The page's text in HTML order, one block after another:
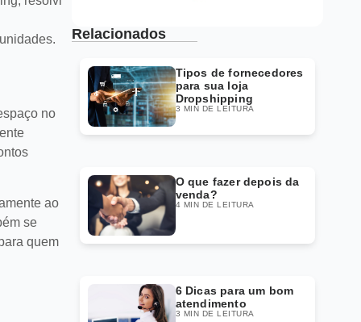
no
ao
se
quem
Relacionados
Tipos de fornecedores
para sua loja
Dropshipping
3 MIN DE LEITURA
O que fazer depois da
venda?
4 MIN DE LEITURA
6 Dicas para um bom
atendimento
3 MIN DE LEITURA